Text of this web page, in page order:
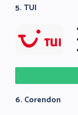
5. TUI
6. Corendon